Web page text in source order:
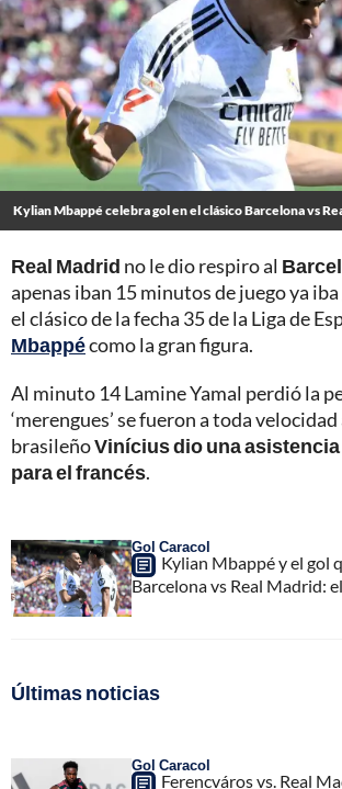
Kylian Mbappé celebra gol en el clásico Barcelona vs
Real Madrid no le dio respiro al
apenas iban 15 minutos de juego ya
el clásico de la fecha 35 de la Liga de
Mbappécomo la gran figura.
Al minuto 14 Lamine Yamal perdió la
‘merengues’ se fueron a toda
brasileñoVinícius dio una
para el francés.
Gol Caracol
Kylian Mbappé y el gol
Barcelona vs Real Madrid:
Últimas noticias
Gol Caracol
Ferencváros vs. Real